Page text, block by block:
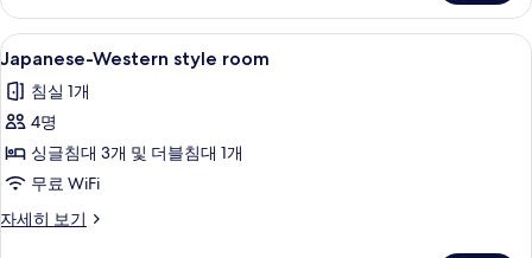
세
히
보
Japanese-
Western
style
room
사
진
모
1
Japanese-Western style room
침실 1개
4명
싱글침대 3개 및 더블침대 1개
무료 WiFi
자세히 보기
Japanese-